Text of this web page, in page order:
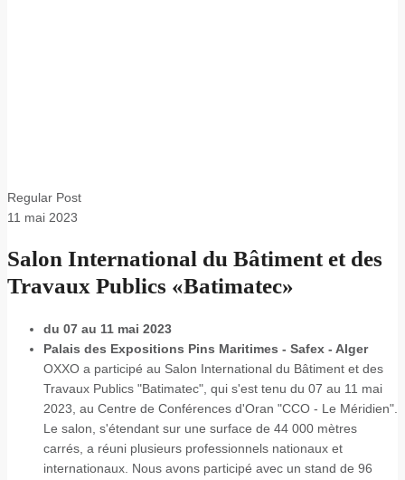
Regular Post
11 mai 2023
Salon International du Bâtiment et des
Travaux Publics «Batimatec»
du 07 au 11 mai 2023
Palais des Expositions Pins Maritimes - Safex - Alger
OXXO a participé au Salon International du Bâtiment et des
Travaux Publics "Batimatec", qui s'est tenu du 07 au 11 mai
2023, au Centre de Conférences d'Oran "CCO - Le Méridien".
Le salon, s'étendant sur une surface de 44 000 mètres
carrés, a réuni plusieurs professionnels nationaux et
internationaux. Nous avons participé avec un stand de 96